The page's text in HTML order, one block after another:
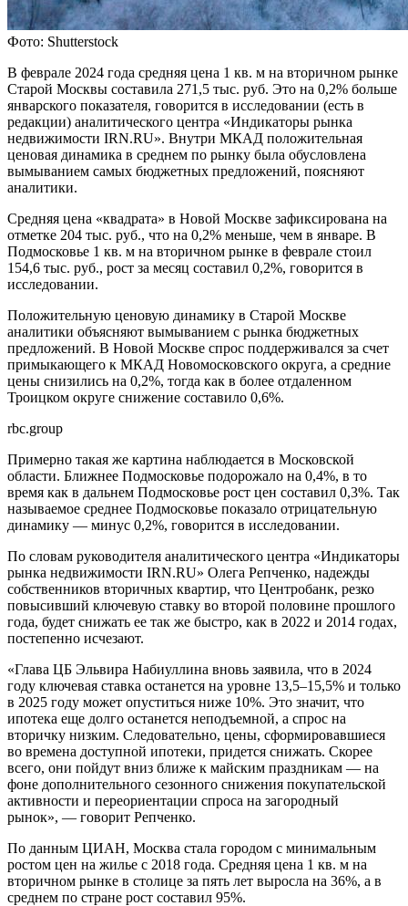
Фото: Shutterstock
В феврале 2024 года средняя цена 1 кв. м на вторичном рынке
Старой Москвы составила 271,5 тыс. руб. Это на 0,2% больше
январского показателя, говорится в исследовании (есть в
редакции) аналитического центра «Индикаторы рынка
недвижимости IRN.RU». Внутри МКАД положительная
ценовая динамика в среднем по рынку была обусловлена
вымыванием самых бюджетных предложений, поясняют
аналитики.
Средняя цена «квадрата» в Новой Москве зафиксирована на
отметке 204 тыс. руб., что на 0,2% меньше, чем в январе. В
Подмосковье 1 кв. м на вторичном рынке в феврале стоил
154,6 тыс. руб., рост за месяц составил 0,2%, говорится в
исследовании.
Положительную ценовую динамику в Старой Москве
аналитики объясняют вымыванием с рынка бюджетных
предложений. В Новой Москве спрос поддерживался за счет
примыкающего к МКАД Новомосковского округа, а средние
цены снизились на 0,2%, тогда как в более отдаленном
Троицком округе снижение составило 0,6%.
rbc.group
Примерно такая же картина наблюдается в Московской
области. Ближнее Подмосковье подорожало на 0,4%, в то
время как в дальнем Подмосковье рост цен составил 0,3%. Так
называемое среднее Подмосковье показало отрицательную
динамику — минус 0,2%, говорится в исследовании.
По словам руководителя аналитического центра «Индикаторы
рынка недвижимости IRN.RU» Олега Репченко, надежды
собственников вторичных квартир, что Центробанк, резко
повысивший ключевую ставку во второй половине прошлого
года, будет снижать ее так же быстро, как в 2022 и 2014 годах,
постепенно исчезают.
«Глава ЦБ Эльвира Набиуллина вновь заявила, что в 2024
году ключевая ставка останется на уровне 13,5–15,5% и только
в 2025 году может опуститься ниже 10%. Это значит, что
ипотека еще долго останется неподъемной, а спрос на
вторичку низким. Следовательно, цены, сформировавшиеся
во времена доступной ипотеки, придется снижать. Скорее
всего, они пойдут вниз ближе к майским праздникам — на
фоне дополнительного сезонного снижения покупательской
активности и переориентации спроса на загородный
рынок», — говорит Репченко.
По данным ЦИАН, Москва стала городом с минимальным
ростом цен на жилье с 2018 года. Средняя цена 1 кв. м на
вторичном рынке в столице за пять лет выросла на 36%, а в
среднем по стране рост составил 95%.